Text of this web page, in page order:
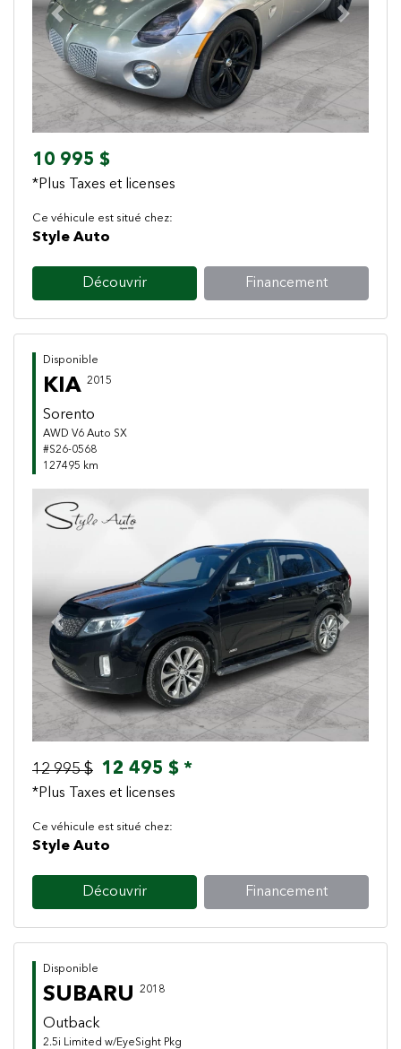
Previous Next
10 995 $
*Plus Taxes et licenses
Ce véhicule est situé chez:
Style Auto
Découvrir Financement
Disponible
KIA 2015
Sorento
AWD V6 Auto SX
#S26-0568
127495 km
Previous Next
12 995 $ 12 495 $ *
*Plus Taxes et licenses
Ce véhicule est situé chez:
Style Auto
Découvrir Financement
Disponible
SUBARU 2018
Outback
2.5i Limited w/EyeSight Pkg